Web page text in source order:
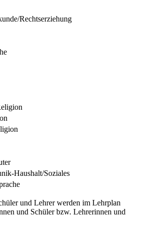
Rechtserziehung
Haushalt/Soziales
und Lehrer werden im Lehrplan
und Schüler bzw. Lehrerinnen und